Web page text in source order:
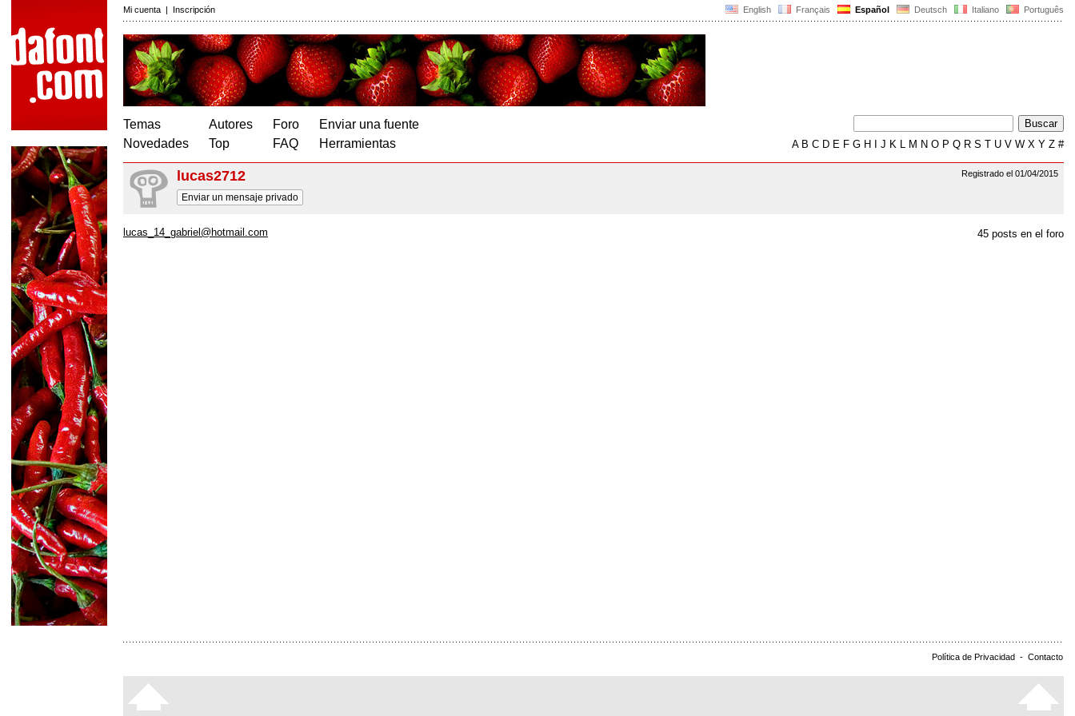
English Français Español Deutsch Italiano Português
Mi cuenta | Inscripción
Temas
Novedades
Autores
Top
Foro
FAQ
Enviar una fuente
Herramientas
AB C D E F G H J K L M N O P Q R S T U V W X Y Z #
Registrado el 01/04/2015
lucas2712
Enviar un mensaje privado
45 posts en el foro
lucas_14_gabriel@hotmail.com
Política de Privacidad - Contacto